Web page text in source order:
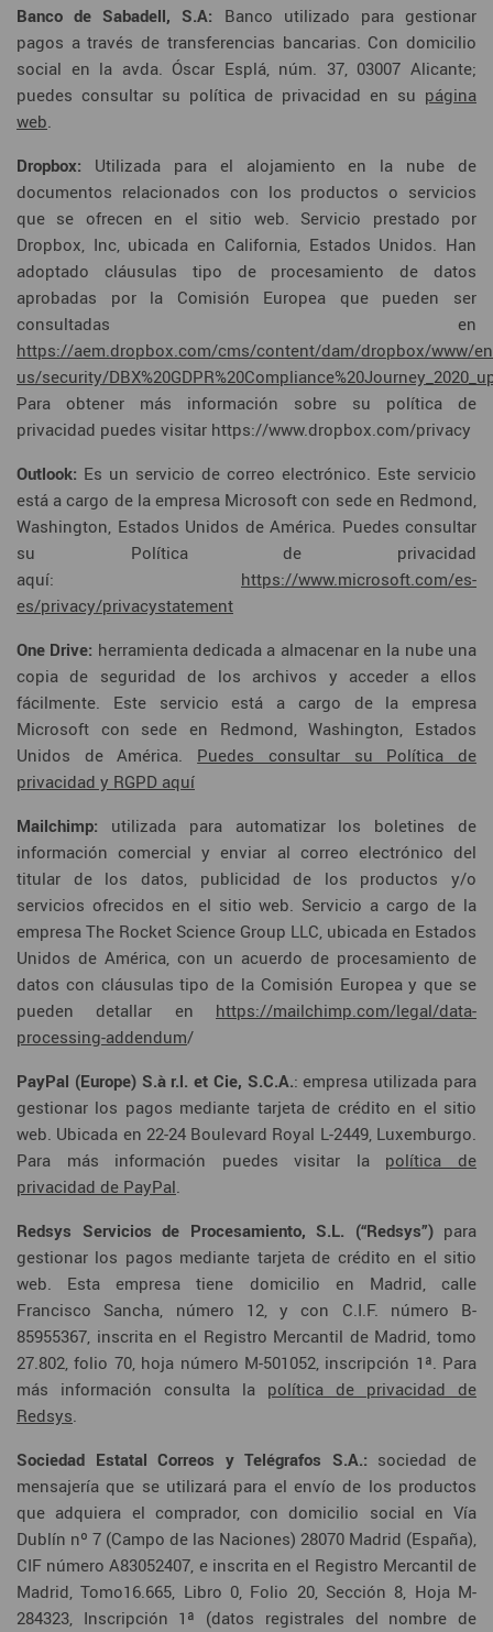
Banco de Sabadell, S.A: Banco utilizado para gestionar
pagos a través de transferencias bancarias. Con domicilio
social en la avda. Óscar Esplá, núm. 37, 03007 Alicante;
puedes consultar su política de privacidad en su página
web.
Dropbox: Utilizada para el alojamiento en la nube de
documentos relacionados con los productos o servicios
que se ofrecen en el sitio web. Servicio prestado por
Dropbox, Inc, ubicada en California, Estados Unidos. Han
adoptado cláusulas tipo de procesamiento de datos
aprobadas por la Comisión Europea que pueden ser
consultadas en
https://aem.dropbox.com/cms/content/dam/dropbox/www/
us/security/
Para obtener más información sobre su política de
privacidad puedes visitar https://www.dropbox.com/privacy
Outlook: Es un servicio de correo electrónico. Este servicio
está a cargo de la empresa Microsoft con sede en Redmond,
Washington, Estados Unidos de América. Puedes consultar
su Política de privacidad
aquí: https://www.microsoft.com/es-
es/privacy/privacystatement
One Drive: herramienta dedicada a almacenar en la nube una
copia de seguridad de los archivos y acceder a ellos
fácilmente. Este servicio está a cargo de la empresa
Microsoft con sede en Redmond, Washington, Estados
Unidos de América. Puedes consultar su Política de
privacidad y RGPD aquí
Mailchimp: utilizada para automatizar los boletines de
información comercial y enviar al correo electrónico del
titular de los datos, publicidad de los productos y/o
servicios ofrecidos en el sitio web. Servicio a cargo de la
empresa The Rocket Science Group LLC, ubicada en Estados
Unidos de América, con un acuerdo de procesamiento de
datos con cláusulas tipo de la Comisión Europea y que se
pueden detallar en https://mailchimp.com/legal/data-
processing-addendum/
PayPal (Europe) S.à r.l. et Cie, S.C.A.: empresa utilizada para
gestionar los pagos mediante tarjeta de crédito en el sitio
web. Ubicada en 22-24 Boulevard Royal L-2449, Luxemburgo.
Para más información puedes visitar la política de
privacidad de PayPal.
Redsys Servicios de Procesamiento, S.L. (“Redsys”) para
gestionar los pagos mediante tarjeta de crédito en el sitio
web. Esta empresa tiene domicilio en Madrid, calle
Francisco Sancha, número 12, y con C.I.F. número B-
85955367, inscrita en el Registro Mercantil de Madrid, tomo
27.802, folio 70, hoja número M-501052, inscripción 1ª. Para
más información consulta la política de privacidad de
Redsys.
Sociedad Estatal Correos y Telégrafos S.A.: sociedad de
mensajería que se utilizará para el envío de los productos
que adquiera el comprador, con domicilio social en Vía
Dublín nº 7 (Campo de las Naciones) 28070 Madrid (España),
CIF número A83052407, e inscrita en el Registro Mercantil de
Madrid, Tomo16.665, Libro 0, Folio 20, Sección 8, Hoja M-
284323, Inscripción 1ª (datos registrales del nombre de